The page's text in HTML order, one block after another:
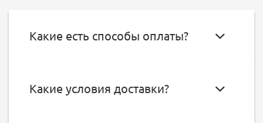
Какие есть способы оплаты?
Какие условия доставки?